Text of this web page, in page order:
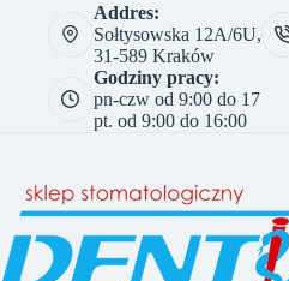
Addres:
Sołtysowska 12A/6U,
31-589 Kraków
Godziny pracy:
pn-czw od 9:00 do 17
pt. od 9:00 do 16:00